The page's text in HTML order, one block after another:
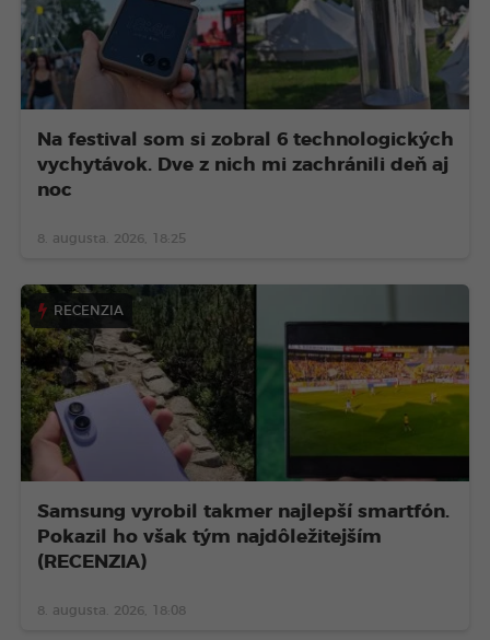
Na festival som si zobral 6 technologických
vychytávok. Dve z nich mi zachránili deň aj
noc
8. augusta. 2026, 18:25
RECENZIA
Samsung vyrobil takmer najlepší smartfón.
Pokazil ho však tým najdôležitejším
(RECENZIA)
8. augusta. 2026, 18:08